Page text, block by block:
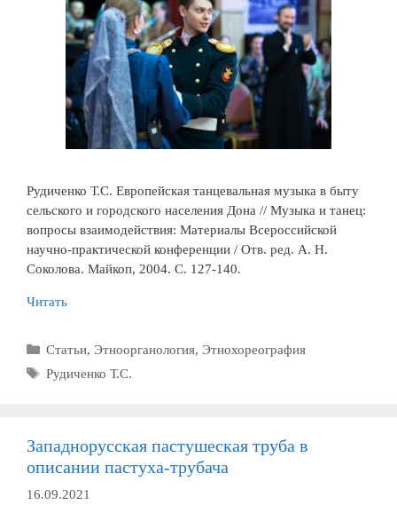
Рудиченко Т.С. Европейская танцевальная музыка в быту
сельского и городского населения Дона // Музыка и танец:
вопросы взаимодействия: Материалы Всероссийской
научно-практической конференции / Отв. ред. А. Н.
Соколова. Майкоп, 2004. С. 127-140.
Читать
Рубрики
Статьи, Этноорганология, Этнохореография
Метки
Рудиченко Т.С.
Западнорусская пастушеская труба в
описании пастуха-трубача
16.09.2021